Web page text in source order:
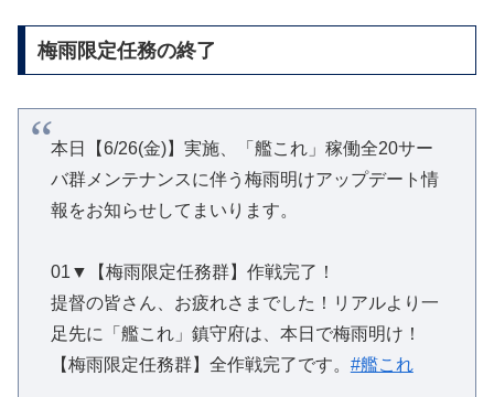
梅雨限定任務の終了
本日【6/26(金)】実施、「艦これ」稼働全20サー
バ群メンテナンスに伴う梅雨明けアップデート情
報をお知らせしてまいります。
01▼【梅雨限定任務群】作戦完了！
提督の皆さん、お疲れさまでした！リアルより一
足先に「艦これ」鎮守府は、本日で梅雨明け！
【梅雨限定任務群】全作戦完了です。 #艦これ